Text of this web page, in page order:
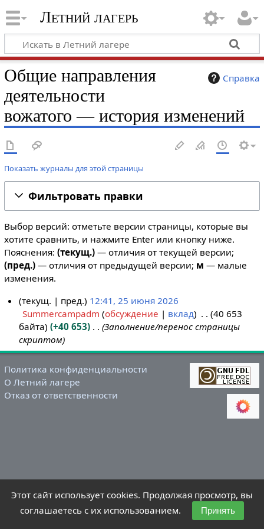
Летний лагерь
Справка
Общие направления
деятельности
вожатого — история изменений
Показать журналы для этой страницы
Фильтровать правки
Выбор версий: отметьте версии страницы, которые вы
хотите сравнить, и нажмите Enter или кнопку ниже.
Пояснения: (текущ.)— отличия от текущей версии;
(пред.)— отличия от предыдущей версии; м — малые
изменения.
ю
н
я
2
текущ. пред. 12:41, 25 июня 2026
Summercampadm обсуждение вклад
40 653
байта
+40 653
Заполнение/перенос страницы
скриптом
Политика конфиденциальности
О Летний лагере
Отказ от ответственности
Этот сайт использует cookies. Продолжая просмотр, вы
соглашаетесь с их использованием.
Принять